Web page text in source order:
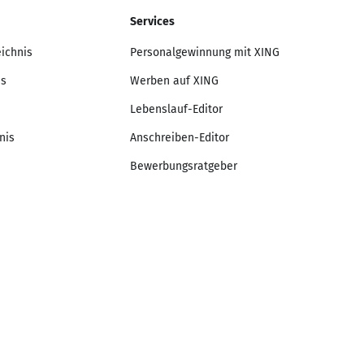
Services
Personalgewinnung mit XING
Werben auf XING
Lebenslauf-Editor
Anschreiben-Editor
Bewerbungsratgeber